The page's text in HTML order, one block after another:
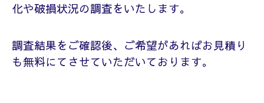
化や破損状況の調査をいたします。
調査結果をご確認後、ご希望があればお見積り
も無料にてさせていただいております。